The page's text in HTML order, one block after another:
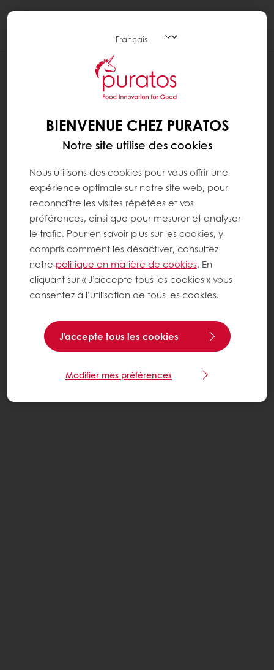
RECETTES
NEOPOLITAN CUPCAKES
BIENVENUE CHEZ PURATOS
Notre site utilise des cookies
Nous utilisons des cookies pour vous offrir une
expérience optimale sur notre site web, pour
reconnaître les visites répétées et vos
préférences, ainsi que pour mesurer et analyser
le trafic. Pour en savoir plus sur les cookies, y
compris comment les désactiver, consultez
notre politique en matière de cookies. En
cliquant sur « J’accepte tous les cookies » vous
consentez à l’utilisation de tous les cookies.
J'accepte tous les cookies
Modifier mes préférences